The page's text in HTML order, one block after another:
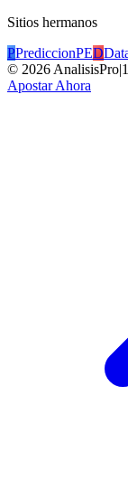
Sitios hermanos
PPrediccionPED
© 2026 AnalisisPro|
Apostar Ahora